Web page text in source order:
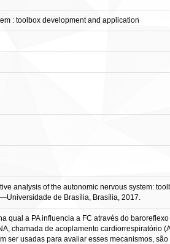
: toolbox development and application
analysis of the autonomic nervous system:
de Brasília, Brasília, 2017.
qual a PA influencia a FC através do
chamada de acoplamento cardiorrespiratório
ser usadas para avaliar esses mecanismos,